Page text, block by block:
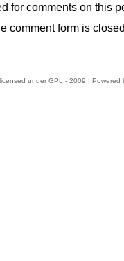
for comments on this
comment form is
under GPL - 2009 | Powered